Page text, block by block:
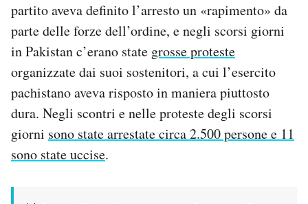
partito aveva definito l’arresto un «rapimento» da
parte delle forze dell’ordine, e negli scorsi giorni
in Pakistan c’erano state grosse proteste
organizzate dai suoi sostenitori, a cui l’esercito
pachistano aveva risposto in maniera piuttosto
dura. Negli scontri e nelle proteste degli scorsi
giorni sono state arrestate circa 2.500 persone e 11
sono state uccise.